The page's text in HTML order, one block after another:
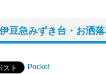
豆急みずき台・お洒
Pocket